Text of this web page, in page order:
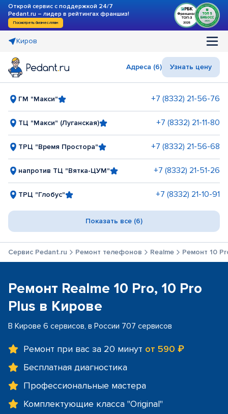
Открой сервис с поддержкой 24/7
Pedant.ru – лидер в рейтингах франшиз!
Посмотреть бизнес-план
Киров
Адреса (6) Узнать цену
ГМ "Макси" +7 (8332) 21-56-76
ТЦ "Макси" (Луганская) +7 (8332) 21-11-80
ТРЦ "Время Простора" +7 (8332) 21-56-68
напротив ТЦ "Вятка-ЦУМ" +7 (8332) 21-51-26
ТРЦ "Глобус" +7 (8332) 21-10-91
Показать все (6)
Сервис Pedant.ru Ремонт телефонов Realme Ремонт 10
Ремонт Realme 10 Pro, 10 Pro
Plus в Кирове
В Кирове 6 сервисов, в России 707 сервисов
Ремонт при вас за 20 минут от 590 ₽
Бесплатная диагностика
Профессиональные мастера
Комплектующие класса "Original"